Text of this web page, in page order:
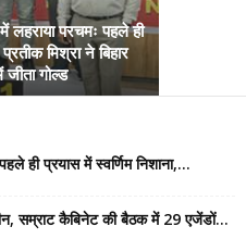
परचमः पहले ही
मिश्रा ने बिहार
गोल्ड
ही प्रयास में स्वर्णिम निशाना,...
सम्राट कैबिनेट की बैठक में 29 एजेंडों...